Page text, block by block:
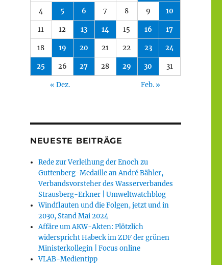
4 5 6 7 8 9 10
11 12 13 14 15 16 17
18 19 20 21 22 23 24
25 26 27 28 29 30 31
« Dez. Feb. »
NEUESTE BEITRÄGE
Rede zur Verleihung der Enoch zu
Guttenberg-Medaille an André Bähler,
Verbandsvorsteher des Wasserverbandes
Strausberg-Erkner | Umweltwatchblog
Windflauten und die Folgen, jetzt und in
2030, Stand Mai 2024
Affäre um AKW-Akten: Plötzlich
widerspricht Habeck im ZDF der grünen
Ministerkollegin | Focus online
VLAB-Medientipp